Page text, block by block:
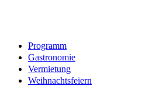
Programm
Gastronomie
Vermietung
Weihnachtsfeiern